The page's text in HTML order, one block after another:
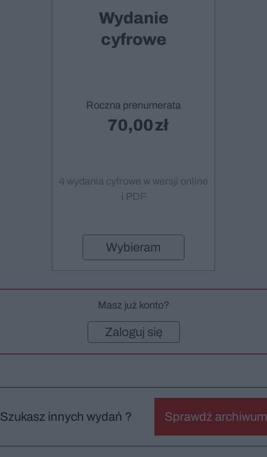
Wydanie
cyfrowe
Roczna prenumerata
70,00
4 wydania cyfrowe w wersji online
i PDF
Wybieram
Masz już konto?
Zaloguj się
Szukasz innych wydań ? Sprawdź archiwum